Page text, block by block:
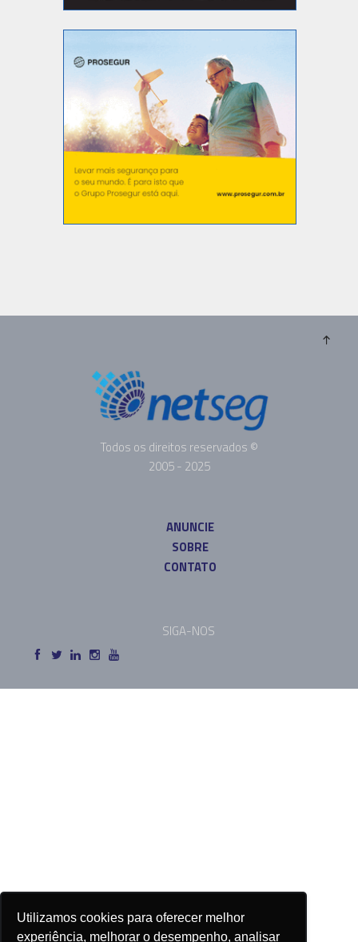
Utilizamos cookies para oferecer melhor
experiência, melhorar o desempenho, analisar
Todos os direitos reservados ©
2005 - 2025
ANUNCIE
SOBRE
CONTATO
SIGA-NOS